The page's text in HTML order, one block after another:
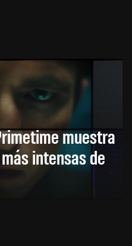
muestra
intensas de